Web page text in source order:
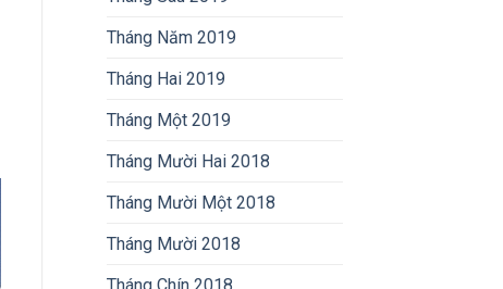
Tháng Năm 2019
Tháng Hai 2019
Tháng Một 2019
Tháng Mười Hai 2018
Tháng Mười Một 2018
Tháng Mười 2018
Tháng Chín 2018